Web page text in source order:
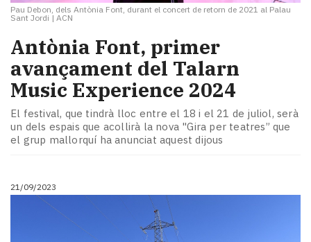
Pau Debon, dels Antònia Font, durant el concert de retorn de 2021 al Palau
Sant Jordi | ACN
Antònia Font, primer
avançament del Talarn
Music Experience 2024
El festival, que tindrà lloc entre el 18 i el 21 de juliol, serà
un dels espais que acollirà la nova "Gira per teatres” que
el grup mallorquí ha anunciat aquest dijous
21/09/2023